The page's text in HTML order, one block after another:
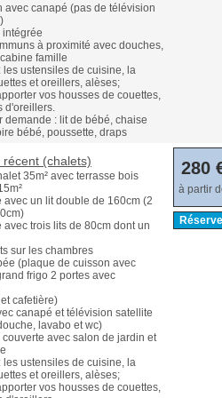
avec canapé (pas de télévision
intégrée
à proximité avec douches,
famille
les ustensiles de cuisine, la
et oreillers, alèses;
vos housses de couettes,
d'oreillers.
demande : lit de bébé, chaise
bébé, poussette, draps
(chalets)
35m² avec terrasse bois
avec un lit double de 160cm (2
avec trois lits de 80cm dont un
sur les chambres
(plaque de cuisson avec
frigo 2 portes avec
cafetière)
canapé et télévision satellite
lavabo et wc)
avec salon de jardin et
les ustensiles de cuisine, la
et oreillers, alèses;
vos housses de couettes,
280
à partir